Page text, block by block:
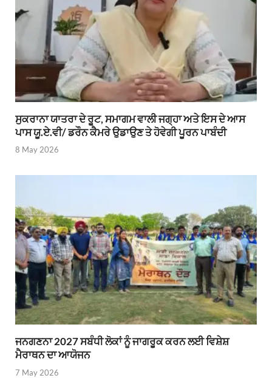
ਸੁਕਰਾਨਾ ਯਾਤਰਾ ਦੇ ਰੂਟ, ਸਮਾਗਮ ਵਾਲੀ ਜਗ੍ਹਾ ਅਤੇ ਇਸ ਦੇ ਆਸ
ਪਾਸ ਯੂ.ਏ.ਵੀ/ ਡਰੌਨ ਕੈਮਰੇ ਉਡਾਉਣ ਤੇ ਹੋਵੇਗੀ ਪੂਰਨ ਪਾਬੰਦੀ
8 May 2026
ਜਨਗਣਨਾ 2027 ਸਬੰਧੀ ਲੋਕਾਂ ਨੂੰ ਜਾਗਰੂਕ ਕਰਨ ਲਈ ਵਿਸ਼ੇਸ਼
ਮੈਰਾਥਨ ਦਾ ਆਯੋਜਨ
7 May 2026